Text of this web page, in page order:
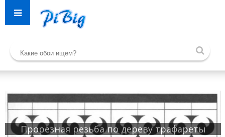
Прорезная резьба по дереву трафареты